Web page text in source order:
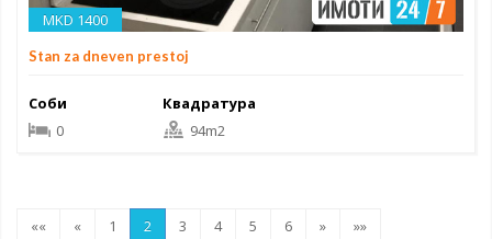
MKD 1400
Stan za dneven prestoj
Соби
0
Квадратура
94m2
«« « 1 2 3 4 5 6 » »»